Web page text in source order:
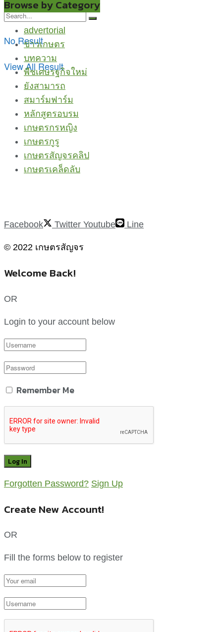
No Result
View All Result
Browse by Category
advertorial
ข่าวเกษตร
บทความ
พืชเศษรฐกิจใหม่
ยังสามารถ
สมาร์มฟาร์ม
หลักสูตรอบรม
เกษตรกรหญิง
เกษตรกูรู
เกษตรสัญจรคลิป
เกษตรเคล็ดลับ
Facebook Twitter Youtube Line
© 2022 เกษตรสัญจร
Welcome Back!
OR
Login to your account below
Remember Me
Forgotten Password? Sign Up
Create New Account!
OR
Fill the forms below to register